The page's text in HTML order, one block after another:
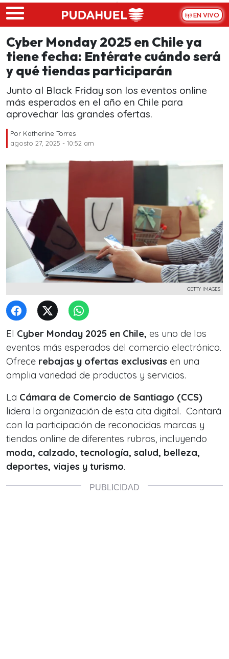
Skip to main content
EN VIVO
Cyber Monday 2025 en Chile ya
tiene fecha: Entérate cuándo será
y qué tiendas participarán
Junto al Black Friday son los eventos online
más esperados en el año en Chile para
aprovechar las grandes ofertas.
Por Katherine Torres
agosto 27, 2025 - 10:52 am
GETTY IMAGES
El Cyber Monday 2025 en Chile, es uno de los
eventos más esperados del comercio electrónico.
Ofrece rebajas y ofertas exclusivas en una
amplia variedad de productos y servicios.
La Cámara de Comercio de Santiago (CCS)
lidera la organización de esta cita digital. Contará
con la participación de reconocidas marcas y
tiendas online de diferentes rubros, incluyendo
moda, calzado, tecnología, salud, belleza,
deportes, viajes y turismo.